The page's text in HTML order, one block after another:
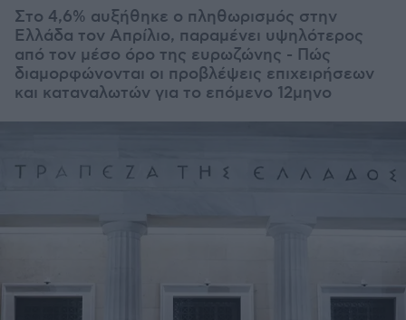
Στο 4,6% αυξήθηκε ο πληθωρισμός στην
Ελλάδα τον Απρίλιο, παραμένει υψηλότερος
από τον μέσο όρο της ευρωζώνης - Πώς
διαμορφώνονται οι προβλέψεις επιχειρήσεων
και καταναλωτών για το επόμενο 12μηνο